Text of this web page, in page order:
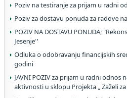
Poziv na testiranje za prijam u radni
Poziv za dostavu ponuda za radove
POZIV NA DOSTAVU PONUDA;
Jesenje''
Odluka o odobravanju financijskih
godini
JAVNI POZIV za prijam u radni
aktivnosti u sklopu Projekta „ Zaželi za